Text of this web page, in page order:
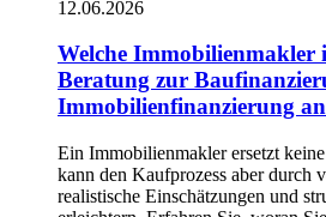
12.06.2026
Welche Immobilienmakler
Beratung zur
Immobilienfinanzierung
Ein Immobilienmakler ersetzt
kann den Kaufprozess aber durch
realistische Einschätzungen und